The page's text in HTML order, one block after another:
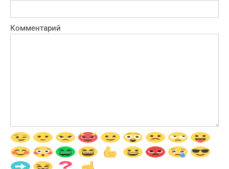
Комментарий